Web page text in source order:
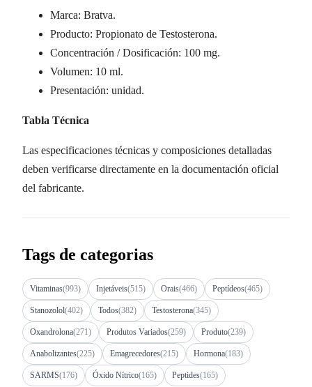
Marca: Bratva.
Producto: Propionato de Testosterona.
Concentración / Dosificación: 100 mg.
Volumen: 10 ml.
Presentación: unidad.
Tabla Técnica
Las especificaciones técnicas y composiciones detalladas
deben verificarse directamente en la documentación oficial
del fabricante.
Tags de categorias
Vitaminas(993) Injetáveis(515) Orais(466) Peptídeos(465)
Stanozolol(402) Todos(382) Testosterona(345)
Oxandrolona(271) Produtos Variados(259) Produto(239)
Anabolizantes(225) Emagrecedores(215) Hormona(183)
SARMS(176) Óxido Nítrico(165) Peptides(165)